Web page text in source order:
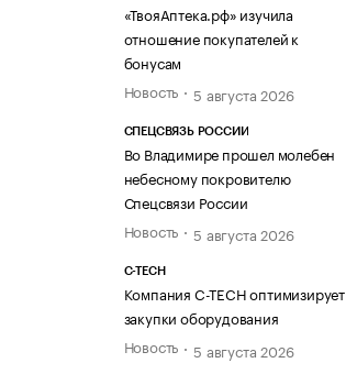
«ТвояАптека.рф» изучила
отношение покупателей к
бонусам
Новость
5 августа 2026
СПЕЦСВЯЗЬ РОССИИ
Во Владимире прошел молебен
небесному покровителю
Спецсвязи России
Новость
5 августа 2026
C-TECH
Компания C-TECH оптимизирует
закупки оборудования
Новость
5 августа 2026